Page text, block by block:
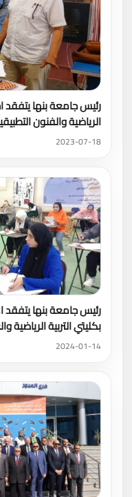
رئيس جامعة بنها يتفقد
الرياضية والفنون
2023-07-18
رئيس جامعة بنها يتفقد
بكليتي التربية الرياضية
2024-01-14